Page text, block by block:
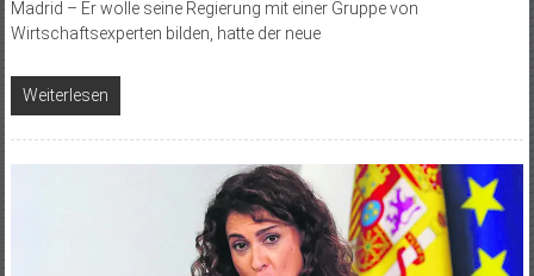
Madrid – Er wolle seine Regierung mit einer Gruppe von
Wirtschaftsexperten bilden, hatte der neue
Weiterlesen